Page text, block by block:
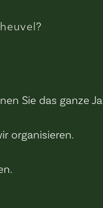
?
Sie das ganze
organisieren.